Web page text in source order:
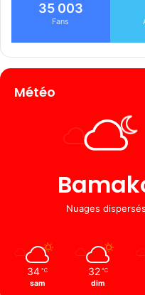
35 003
Fans
Météo
Nuages ​​dispersés
34 ℃
sam
32 ℃
dim